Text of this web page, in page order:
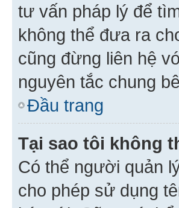
tư vấn pháp lý để
không thể đưa ra
cũng đừng liên hệ
nguyên tắc chung
Đầu trang
Tại sao tôi không
Có thể người quản
cho phép sử dụng